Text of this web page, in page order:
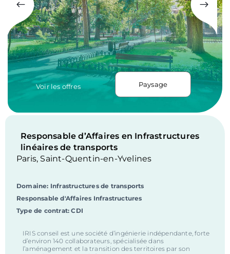
Paysage
et l’environnement. Études, maîtrise d’œuvre
de la conception aux travaux, assistance à
maîtrise d’ouvrage, IRIS Conseil accompagne
ses clients pour la réalisation de leurs grands
projets.
Voir les offres
Responsable d’Affaires en Infrastructures
linéaires de transports
Paris, Saint-Quentin-en-Yvelines
Domaine: Infrastructures de transports
Responsable d'Affaires Infrastructures
Type de contrat:CDI
IRIS conseil est une société d’ingénierie indépendante, forte
d’environ 140 collaborateurs, spécialisée dans
l’aménagement et la transition des territoires par son